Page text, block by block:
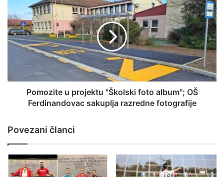
Pomozite u projektu "Školski foto album"; OŠ
Ferdinandovac sakuplja razredne fotografije
Povezani članci